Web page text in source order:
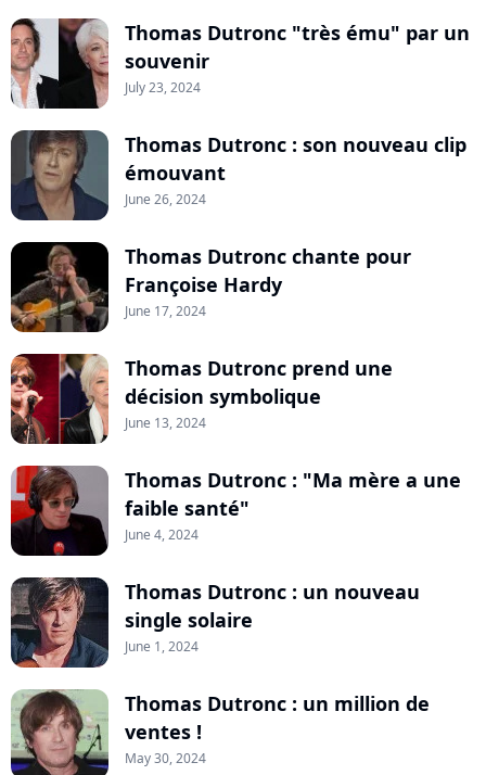
Thomas Dutronc "très ému" par un
souvenir
July 23, 2024
Thomas Dutronc : son nouveau clip
émouvant
June 26, 2024
Thomas Dutronc chante pour
Françoise Hardy
June 17, 2024
Thomas Dutronc prend une
décision symbolique
June 13, 2024
Thomas Dutronc : "Ma mère a une
faible santé"
June 4, 2024
Thomas Dutronc : un nouveau
single solaire
June 1, 2024
Thomas Dutronc : un million de
ventes !
May 30, 2024